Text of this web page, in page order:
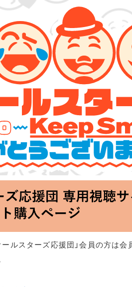
ます!!～」
ナ
ルスターズ応援団」会員の方は会